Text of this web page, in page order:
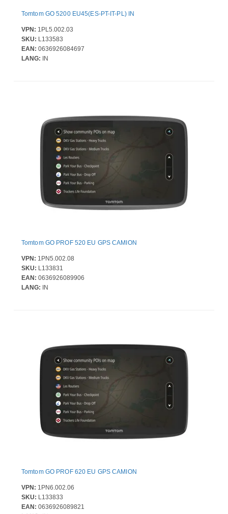
Tomtom GO 5200 EU45(ES-PT-IT-PL) IN
VPN: 1PL5.002.03
SKU: L133583
EAN: 0636926084697
LANG: IN
Tomtom GO PROF 520 EU GPS CAMION
VPN: 1PN5.002.08
SKU: L133831
EAN: 0636926089906
LANG: IN
Tomtom GO PROF 620 EU GPS CAMION
VPN: 1PN6.002.06
SKU: L133833
EAN: 0636926089821